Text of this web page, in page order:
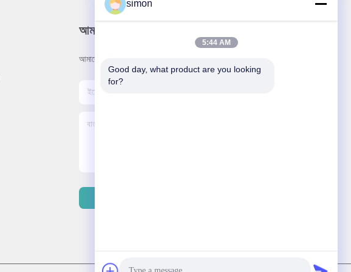
আমাদের নিউজলেটার
আমাদের নিউজলেটারে সাবস্ক্রাইব করুন এবং আরও অনেক কিছু পেতে পারেন।
simon
5:44 AM
Good day, what product are you looking
for?